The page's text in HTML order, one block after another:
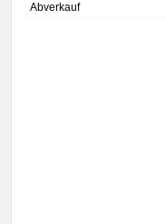
Abverkauf